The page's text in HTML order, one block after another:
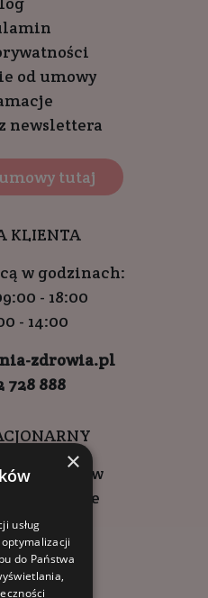
od umowy
newslettera
tutaj
KLIENTA
w godzinach:
- 18:00
- 14:00
zdrowia.pl
728 888
6, Kraków
Square
(pon-pt)
(sob)
×
usług
do Państwa